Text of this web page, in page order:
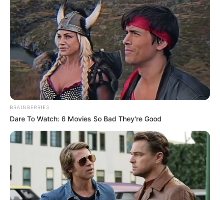
BRAINBERRIES
Dare To Watch: 6 Movies So Bad They're Good